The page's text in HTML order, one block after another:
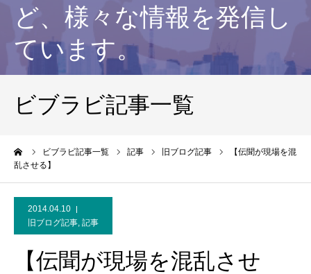
ど、様々な情報を発信し
ています。
ビブラビ記事一覧
ビブラビ記事一覧 記事 旧ブログ記事
【伝聞が現場を混
乱させる】
2014.04.10
旧ブログ記事, 記事
【伝聞が現場を混乱させ